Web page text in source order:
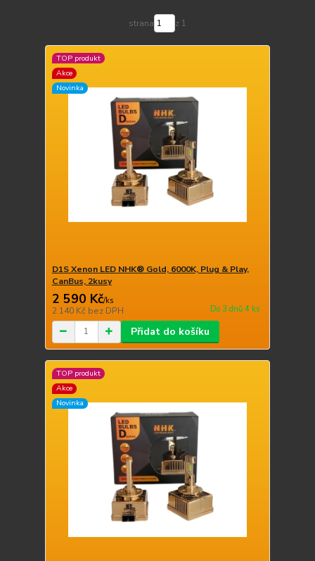
strana z 1
TOP produkt
Akce
Novinka
D1S Xenon LED NHK® Gold, 6000K, Plug & Play,
CanBus, 2kusy
2 590 Kč/ks
2 140 Kč bez DPH Do 3 dnů 4 ks
Přidat do košíku
TOP produkt
Akce
Novinka